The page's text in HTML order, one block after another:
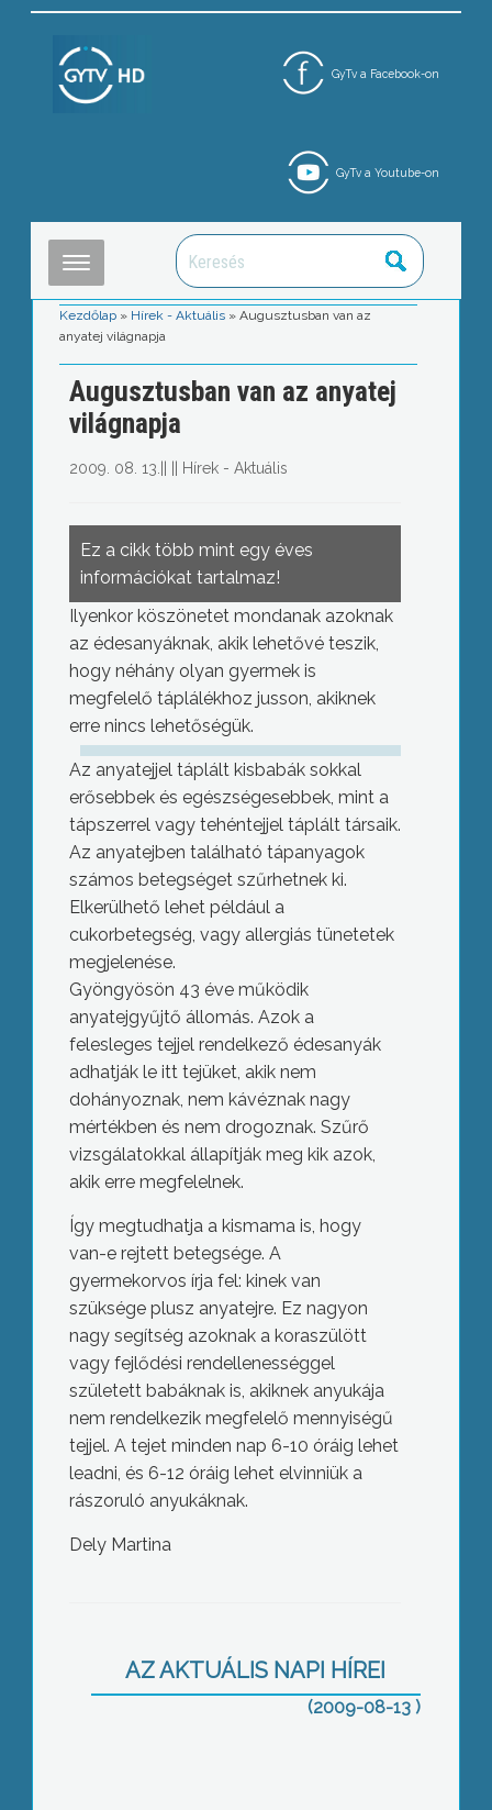
GyTv a Facebook-on
GyTv a Youtube-on
Kezdőlap » Hírek - Aktuális »Augusztusban van az
anyatej világnapja
Augusztusban van az anyatej
világnapja
2009. 08. 13. Hírek - Aktuális
Ez a cikk több mint egy éves
információkat tartalmaz!
Ilyenkor köszönetet mondanak azoknak
az édesanyáknak, akik lehetővé teszik,
hogy néhány olyan gyermek is
megfelelő táplálékhoz jusson, akiknek
erre nincs lehetőségük.
Az anyatejjel táplált kisbabák sokkal
erősebbek és egészségesebbek, mint a
tápszerrel vagy tehéntejjel táplált társaik.
Az anyatejben található tápanyagok
számos betegséget szűrhetnek ki.
Elkerülhető lehet például a
cukorbetegség, vagy allergiás tünetetek
megjelenése.
Gyöngyösön 43 éve működik
anyatejgyűjtő állomás. Azok a
felesleges tejjel rendelkező édesanyák
adhatják le itt tejüket, akik nem
dohányoznak, nem kávéznak nagy
mértékben és nem drogoznak. Szűrő
vizsgálatokkal állapítják meg kik azok,
akik erre megfelelnek.
Így megtudhatja a kismama is, hogy
van-e rejtett betegsége. A
gyermekorvos írja fel: kinek van
szüksége plusz anyatejre. Ez nagyon
nagy segítség azoknak a koraszülött
vagy fejlődési rendellenességgel
született babáknak is, akiknek anyukája
nem rendelkezik megfelelő mennyiségű
tejjel. A tejet minden nap 6-10 óráig lehet
leadni, és 6-12 óráig lehet elvinniük a
rászoruló anyukáknak.
Dely Martina
AZ AKTUÁLIS NAPI HÍREI
(2009-08-13 )
rászoruló családok részére